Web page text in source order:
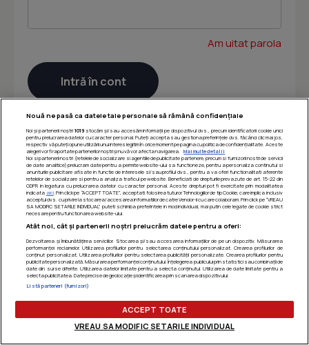
Am uitat parola
Nouă ne pasă ca datele tale personale să rămână confidențiale
Noi și partenerii noștri 1019stocăm și/sau accesăm informații pe dispozitivul dvs., precum identificatorii cookie unici
pentru prelucrarea datelor cu caracter personal. Puteți accepta sau gestiona preferințele dvs. făcând clic mai jos,
respectiv vă puteți opune utilizării unui interes legitim în orice moment pe pagina cu politica de confidențialitate. Aceste
alegeri vor fi raportate partenerilor noștri și nu vă vor afecta navigarea.
Mai multe detalii
Noi si partenerii nostri (retelele de socializare si agentiile de publicitate partenere, precum si furnizorii nostri de servicii
de date analitice) prelucram date pentru a permite website-ului sa functioneze, pentru a personaliza continutul si
anunturile publicitare afisate in functie de interesele si/sau profilul dvs., pentru a va oferi functionalitati aferente
retelelor de socializare si pentru a analiza traficul pe website. Beneficiati de drepturile prevazute de art. 15-22 din
GDPR in legatura cu prelucrarea datelor cu caracter personal. Aceste drepturi pot fi exercitate prin modalitatea
indicata aici. Prin click pe “ACCEPT TOATE”, acceptati folosirea tuturor Tehnologiilor de tip Cookie, care implica inclusiv
acceptul dvs. cu privire la stocarea/accesarea informatiilor de catre Vendor-ii cu care colaboram. Prin click pe “VREAU
SA MODIFIC SETARILE INDIVIDUAL” puteti schimba preferintele in mod individual, mai putin cele legate de cookie strict
necesare pentru functionarea website-ului.
Atât noi, cât și partenerii noștri prelucrăm datele pentru a oferi:
Dezvoltarea și îmbunătățirea serviciilor. Stocarea și/sau accesarea informațiilor de pe un dispozitiv. Măsurarea
performanței reclamelor. Utilizarea profilurilor pentru selectarea conținutului personalizat. Crearea profilurilor de
conținut personalizat. Utilizarea profilurilor pentru selectarea publicității personalizate. Crearea profilurilor pentru
publicitate personalizată. Măsurarea performanței conținutului. Înțelegerea publicului prin statistici sau combinații de
date din surse diferite. Utilizarea datelor limitate pentru a selecta conținutul. Utilizarea de date limitate pentru a
selecta publicitatea. Date precise de geolocație și identificarea prin scanarea dispozitivului.
Listă parteneri (furnizori)
ACCEPT TOATE
VREAU SA MODIFIC SETARILE INDIVIDUAL